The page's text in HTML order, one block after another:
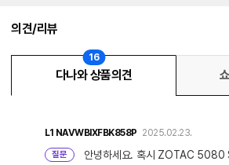
의견/리뷰
다나와 상품의견
16
L1 NAVWBIXFBK858P 2025.02.23.
질문
안녕하세요. 혹시 ZOTAC 5080